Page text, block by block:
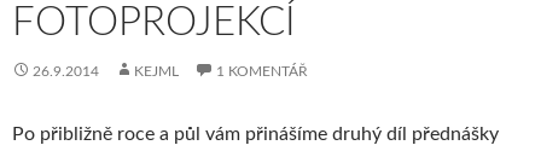
FOTOPROJEKCÍ
26.9.2014 KEJML 1 KOMENTÁŘ
Po přibližně roce a půl vám přinášíme druhý díl přednášky